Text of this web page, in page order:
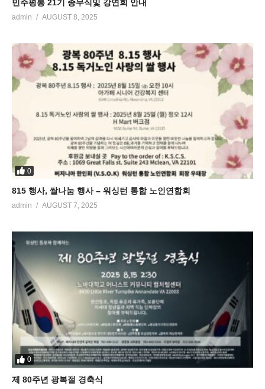
민주평통 21기 종무식및 강연회 안내
admin AUGUST 8, 2025
0
815 행사, 쌀나눔 행사 – 워싱턴 통합 노인연합회
admin AUGUST 7, 2025
0
제 80주년 광복절 경축식